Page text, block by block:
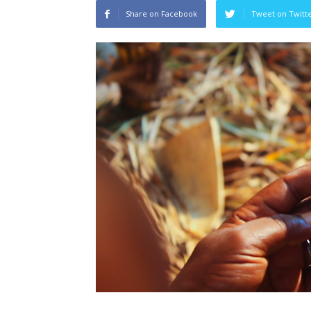
Share on Facebook Tweet on